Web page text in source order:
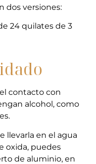
dos versiones:
24 quilates de 3
contacto con
alcohol, como
llevarla en el agua
oxida, puedes
de aluminio, en